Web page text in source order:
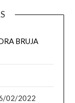
BRUJA
02/2022